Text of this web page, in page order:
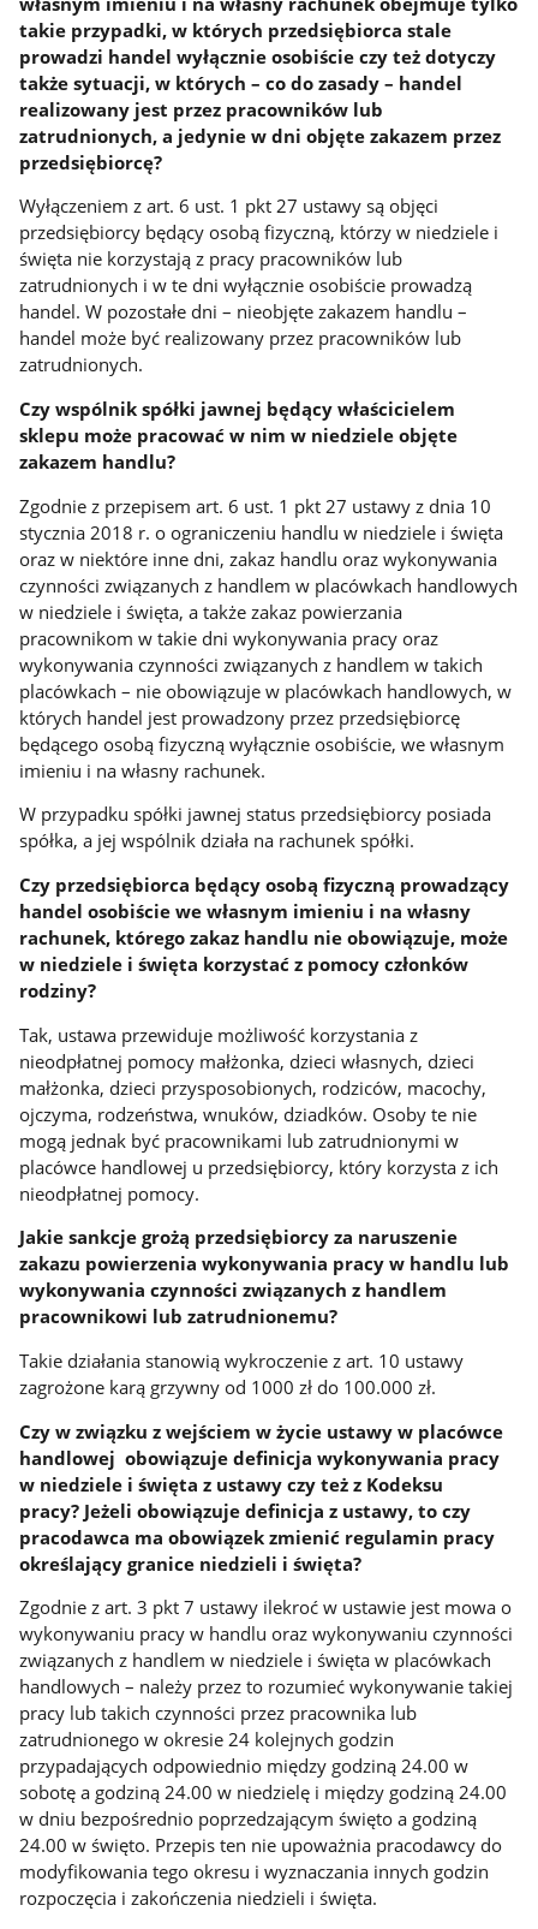
takie przypadki, w których przedsiębiorca stale
prowadzi handel wyłącznie osobiście czy też dotyczy
także sytuacji, w których – co do zasady – handel
realizowany jest przez pracowników lub
zatrudnionych, a jedynie w dni objęte zakazem przez
przedsiębiorcę?
Wyłączeniem z art. 6 ust. 1 pkt 27 ustawy są objęci
przedsiębiorcy będący osobą fizyczną, którzy w niedziele i
święta nie korzystają z pracy pracowników lub
zatrudnionych i w te dni wyłącznie osobiście prowadzą
handel. W pozostałe dni – nieobjęte zakazem handlu –
handel może być realizowany przez pracowników lub
zatrudnionych.
Czy wspólnik spółki jawnej będący właścicielem
sklepu może pracować w nim w niedziele objęte
zakazem handlu?
Zgodnie z przepisem art. 6 ust. 1 pkt 27 ustawy z dnia 10
stycznia 2018 r. o ograniczeniu handlu w niedziele i święta
oraz w niektóre inne dni, zakaz handlu oraz wykonywania
czynności związanych z handlem w placówkach handlowych
w niedziele i święta, a także zakaz powierzania
pracownikom w takie dni wykonywania pracy oraz
wykonywania czynności związanych z handlem w takich
placówkach – nie obowiązuje w placówkach handlowych, w
których handel jest prowadzony przez przedsiębiorcę
będącego osobą fizyczną wyłącznie osobiście, we własnym
imieniu i na własny rachunek.
W przypadku spółki jawnej status przedsiębiorcy posiada
spółka, a jej wspólnik działa na rachunek spółki.
Czy przedsiębiorca będący osobą fizyczną prowadzący
handel osobiście we własnym imieniu i na własny
rachunek, którego zakaz handlu nie obowiązuje, może
w niedziele i święta korzystać z pomocy członków
rodziny?
Tak, ustawa przewiduje możliwość korzystania z
nieodpłatnej pomocy małżonka, dzieci własnych, dzieci
małżonka, dzieci przysposobionych, rodziców, macochy,
ojczyma, rodzeństwa, wnuków, dziadków. Osoby te nie
mogą jednak być pracownikami lub zatrudnionymi w
placówce handlowej u przedsiębiorcy, który korzysta z ich
nieodpłatnej pomocy.
Jakie sankcje grożą przedsiębiorcy za naruszenie
zakazu powierzenia wykonywania pracy w handlu lub
wykonywania czynności związanych z handlem
pracownikowi lub zatrudnionemu?
Takie działania stanowią wykroczenie z art. 10 ustawy
zagrożone karą grzywny od 1000 zł do 100.000 zł.
Czy w związku z wejściem w życie ustawy w placówce
handlowej obowiązuje definicja wykonywania pracy
w niedziele i święta z ustawy czy też z Kodeksu
pracy? Jeżeli obowiązuje definicja z ustawy, to czy
pracodawca ma obowiązek zmienić regulamin pracy
określający granice niedzieli i święta?
Zgodnie z art. 3 pkt 7 ustawy ilekroć w ustawie jest mowa o
wykonywaniu pracy w handlu oraz wykonywaniu czynności
związanych z handlem w niedziele i święta w placówkach
handlowych – należy przez to rozumieć wykonywanie takiej
pracy lub takich czynności przez pracownika lub
zatrudnionego w okresie 24 kolejnych godzin
przypadających odpowiednio między godziną 24.00 w
sobotę a godziną 24.00 w niedzielę i między godziną 24.00
w dniu bezpośrednio poprzedzającym święto a godziną
24.00 w święto. Przepis ten nie upoważnia pracodawcy do
modyfikowania tego okresu i wyznaczania innych godzin
rozpoczęcia i zakończenia niedzieli i święta.